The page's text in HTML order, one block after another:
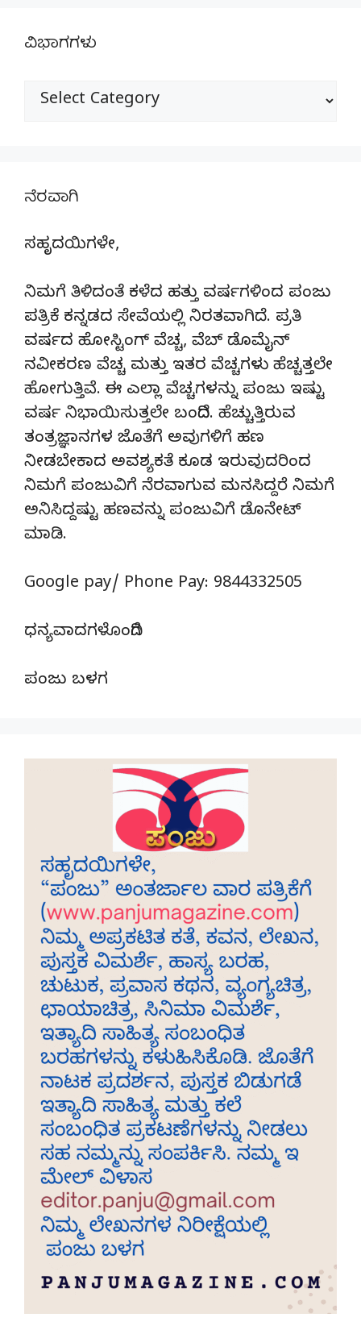
ವಿಭಾಗಗಳು
ವಿಭಾಗಗಳು
ನೆರವಾಗಿ
ಸಹೃದಯಿಗಳೇ,
ನಿಮಗೆ ತಿಳಿದಂತೆ ಕಳೆದ ಹತ್ತು ವರ್ಷಗಳಿಂದ ಪಂಜು
ಪತ್ರಿಕೆ ಕನ್ನಡದ ಸೇವೆಯಲ್ಲಿ ನಿರತವಾಗಿದೆ. ಪ್ರತಿ
ವರ್ಷದ ಹೋಸ್ಟಿಂಗ್‌ ವೆಚ್ಚ, ವೆಬ್‌ ಡೊಮೈನ್‌
ನವೀಕರಣ ವೆಚ್ಚ ಮತ್ತು ಇತರ ವೆಚ್ಚಗಳು ಹೆಚ್ಚತ್ತಲೇ
ಹೋಗುತ್ತಿವೆ. ಈ ಎಲ್ಲಾ ವೆಚ್ಚಗಳನ್ನು ಪಂಜು ಇಷ್ಟು
ವರ್ಷ ನಿಭಾಯಿಸುತ್ತಲೇ ಬಂದಿದೆ. ಹೆಚ್ಚುತ್ತಿರುವ
ತಂತ್ರಜ್ಞಾನಗಳ ಜೊತೆಗೆ ಅವುಗಳಿಗೆ ಹಣ
ನೀಡಬೇಕಾದ ಅವಶ್ಯಕತೆ ಕೂಡ ಇರುವುದರಿಂದ
ನಿಮಗೆ ಪಂಜುವಿಗೆ ನೆರವಾಗುವ ಮನಸಿದ್ದರೆ ನಿಮಗೆ
ಅನಿಸಿದ್ದಷ್ಟು ಹಣವನ್ನು ಪಂಜುವಿಗೆ ಡೊನೇಟ್‌
ಮಾಡಿ.
Google pay/ Phone Pay: 9844332505
ಧನ್ಯವಾದಗಳೊಂದಿಗೆ
ಪಂಜು ಬಳಗ